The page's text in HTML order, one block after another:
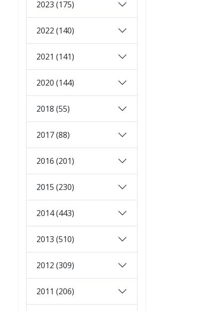
2023 (175)
2022 (140)
2021 (141)
2020 (144)
2018 (55)
2017 (88)
2016 (201)
2015 (230)
2014 (443)
2013 (510)
2012 (309)
2011 (206)